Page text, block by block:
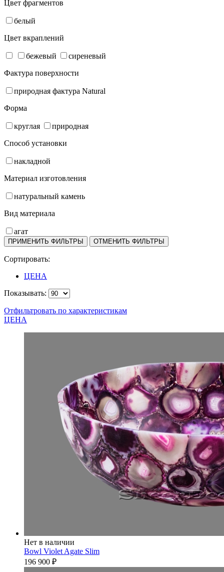
Цвет фрагментов
белый
Цвет вкраплений
бежевый
сиреневый
Фактура поверхности
природная фактура Natural
Форма
круглая
природная
Способ установки
накладной
Материал изготовления
натуральный камень
Вид материала
агат
Сортировать:
ЦЕНА
Показывать:
Отфильтровать по характеристикам
ЦЕНА
Нет в наличии
Bowl Violet Agate Slim
196 900 ₽